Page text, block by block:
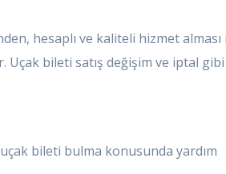
hesaplı ve kaliteli hizmet alması
bileti satış değişim ve iptal
bileti bulma konusunda yardım